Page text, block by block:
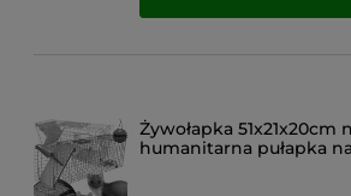
Żywołapka 51x21x20cm
humanitarna pułapka